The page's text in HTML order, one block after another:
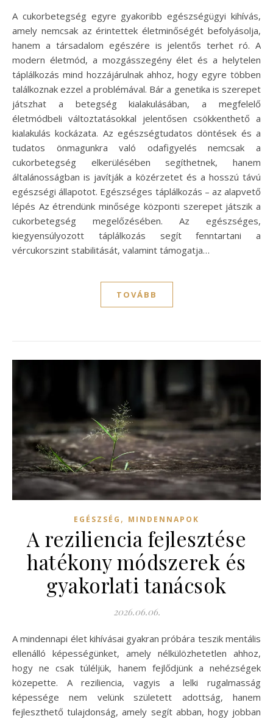
A cukorbetegség egyre gyakoribb egészségügyi kihívás,
amely nemcsak az érintettek életminőségét befolyásolja,
hanem a társadalom egészére is jelentős terhet ró. A
modern életmód, a mozgásszegény élet és a helytelen
táplálkozás mind hozzájárulnak ahhoz, hogy egyre többen
találkoznak ezzel a problémával. Bár a genetika is szerepet
játszhat a betegség kialakulásában, a megfelelő
életmódbeli változtatásokkal jelentősen csökkenthető a
kialakulás kockázata. Az egészségtudatos döntések és a
tudatos önmagunkra való odafigyelés nemcsak a
cukorbetegség elkerülésében segíthetnek, hanem
általánosságban is javítják a közérzetet és a hosszú távú
egészségi állapotot. Egészséges táplálkozás – az alapvető
lépés Az étrendünk minősége központi szerepet játszik a
cukorbetegség megelőzésében. Az egészséges,
kiegyensúlyozott táplálkozás segít fenntartani a
vércukorszint stabilitását, valamint támogatja…
TOVÁBB
EGÉSZSÉG , MINDENNAPOK
A reziliencia fejlesztése
hatékony módszerek és
gyakorlati tanácsok
2026.06.06.
A mindennapi élet kihívásai gyakran próbára teszik mentális
ellenálló képességünket, amely nélkülözhetetlen ahhoz,
hogy ne csak túléljük, hanem fejlődjünk a nehézségek
közepette. A reziliencia, vagyis a lelki rugalmasság
képessége nem velünk született adottság, hanem
fejleszthető tulajdonság, amely segít abban, hogy jobban